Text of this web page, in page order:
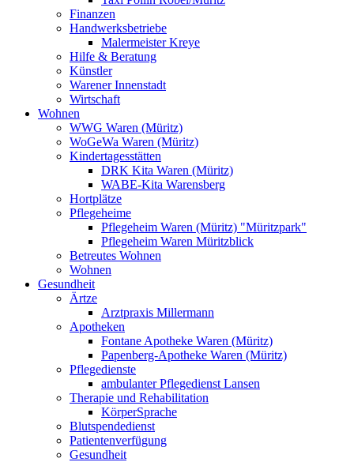
Finanzen
Handwerksbetriebe
Malermeister Kreye
Hilfe & Beratung
Künstler
Warener Innenstadt
Wirtschaft
Wohnen
WWG Waren (Müritz)
WoGeWa Waren (Müritz)
Kindertagesstätten
DRK Kita Waren (Müritz)
WABE-Kita Warensberg
Hortplätze
Pflegeheime
Pflegeheim Waren (Müritz) "Müritzpark"
Pflegeheim Waren Müritzblick
Betreutes Wohnen
Wohnen
Gesundheit
Ärtze
Arztpraxis Millermann
Apotheken
Fontane Apotheke Waren (Müritz)
Papenberg-Apotheke Waren (Müritz)
Pflegedienste
ambulanter Pflegedienst Lansen
Therapie und Rehabilitation
KörperSprache
Blutspendedienst
Patientenverfügung
Gesundheit